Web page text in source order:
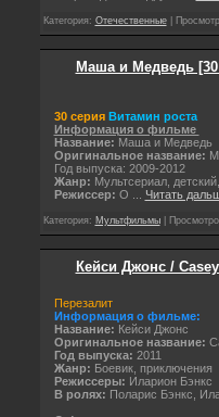
Категория: Отечественные|
Маша и Медведь [30
30 серия Витамин роста
Информация о фильме
Название: Маша и Медведь
Оригинальное название:
Год выпуска: 2009-2012
Жанр: Мультсериал,
Режиссер: О Читать
Категория: Мультфильмы|
Кейси Джонс /
Перезалит
Информация о фильме:
Название: Кейси Джонс
Оригинальное название:
Год выпуска: 2011
Жанр: Боевик, приключения
Режиссеры: Иларион Бэнкс
В ролях: Поларис Бэнкс,